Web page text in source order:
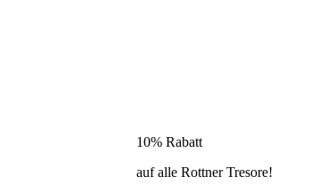
10% Rabatt
auf alle Rottner Tresore!